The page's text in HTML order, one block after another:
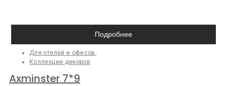
Подробнее
Для отелей и офисов ,
Коллекции декоров
Axminster 7*9